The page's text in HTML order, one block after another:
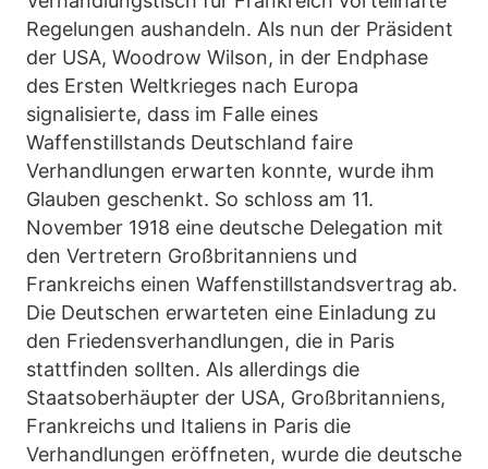
Regelungen aushandeln. Als nun der Präsident
der USA, Woodrow Wilson, in der Endphase
des Ersten Weltkrieges nach Europa
signalisierte, dass im Falle eines
Waffenstillstands Deutschland faire
Verhandlungen erwarten konnte, wurde ihm
Glauben geschenkt. So schloss am 11.
November 1918 eine deutsche Delegation mit
den Vertretern Großbritanniens und
Frankreichs einen Waffenstillstandsvertrag ab.
Die Deutschen erwarteten eine Einladung zu
den Friedensverhandlungen, die in Paris
stattfinden sollten. Als allerdings die
Staatsoberhäupter der USA, Großbritanniens,
Frankreichs und Italiens in Paris die
Verhandlungen eröffneten, wurde die deutsche